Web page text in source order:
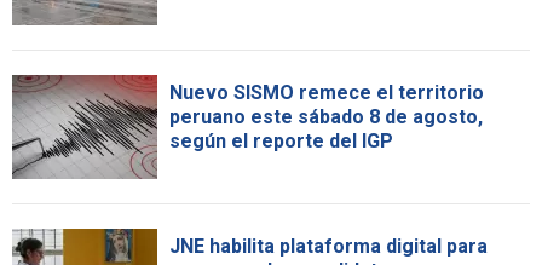
Nuevo SISMO remece el territorio
peruano este sábado 8 de agosto,
según el reporte del IGP
JNE habilita plataforma digital para